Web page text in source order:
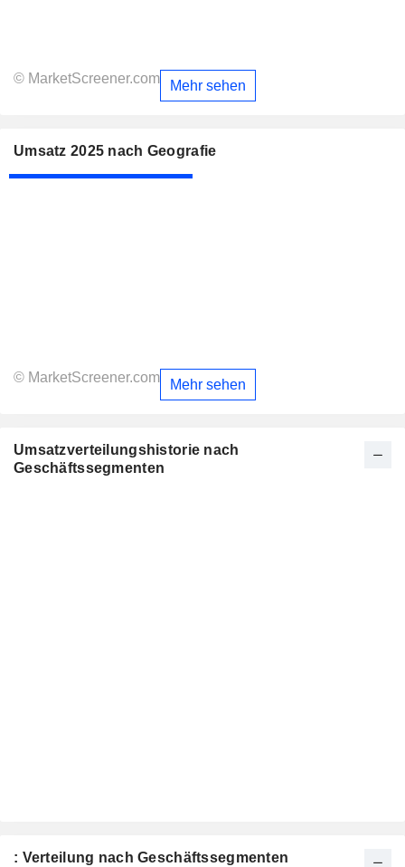
© MarketScreener.com Mehr sehen
Umsatz 2025 nach Geografie
© MarketScreener.com Mehr sehen
Umsatzverteilungshistorie nach
Geschäftssegmenten
: Verteilung nach Geschäftssegmenten